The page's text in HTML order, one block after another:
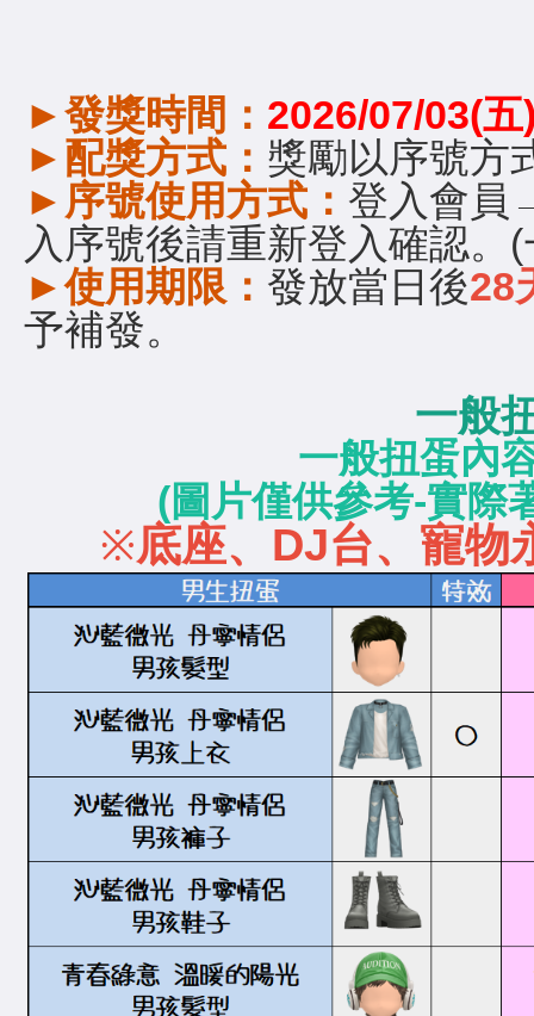
►發獎時間： 2026/07/03(
► 配獎方式： 獎勵以序號方
► 序號使用方式： 登入會員
入序號後請重新登入確認。
►使用期限： 發放當日後28
予補發。
一般
一般扭蛋內
(圖片僅供參考-實際
※底座、DJ台、寵物